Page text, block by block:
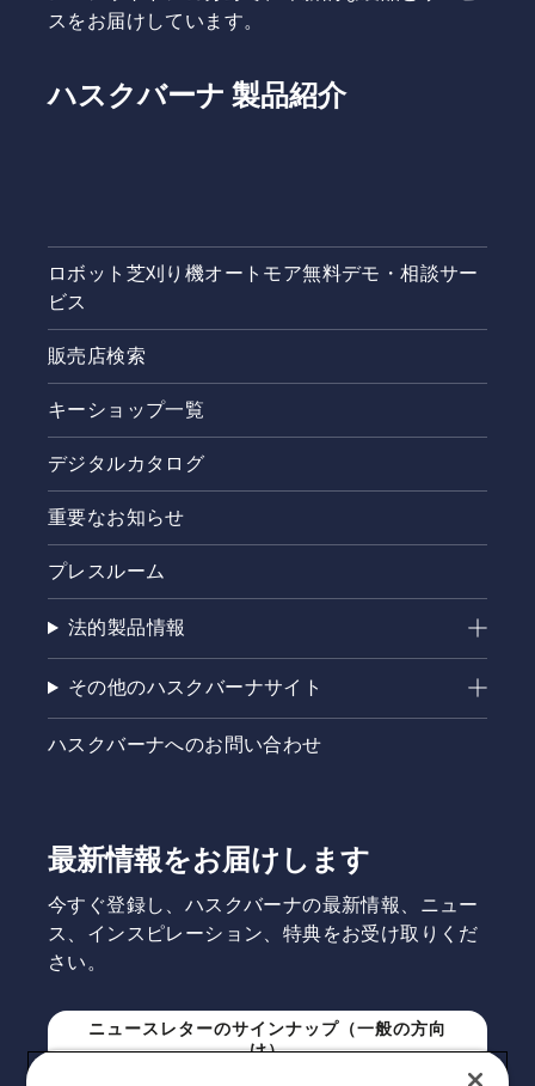
スをお届けしています。
ハスクバーナ 製品紹介
ロボット芝刈り機オートモア無料デモ・相談サー
ビス
販売店検索
キーショップ一覧
デジタルカタログ
重要なお知らせ
プレスルーム
法的製品情報
その他のハスクバーナサイト
ハスクバーナへのお問い合わせ
最新情報をお届けします
今すぐ登録し、ハスクバーナの最新情報、ニュー
ス、インスピレーション、特典をお受け取りくだ
さい。
ニュースレターのサインナップ（一般の方向
け）